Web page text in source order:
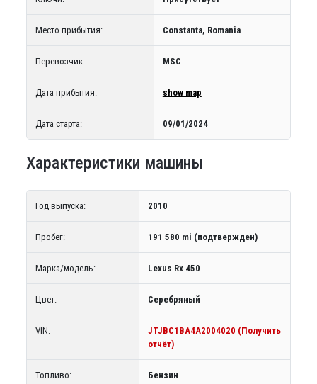
Место прибытия: Constanta, Romania
Перевозчик: MSC
Дата прибытия: show map
Дата старта: 09/01/2024
Характеристики машины
Год выпуска: 2010
Пробег: 191 580 mi (подтвержден)
Марка/модель: Lexus Rx 450
Цвет: Серебряный
VIN:
JTJBC1BA4A2004020 (Получить
отчёт)
Топливо: Бензин